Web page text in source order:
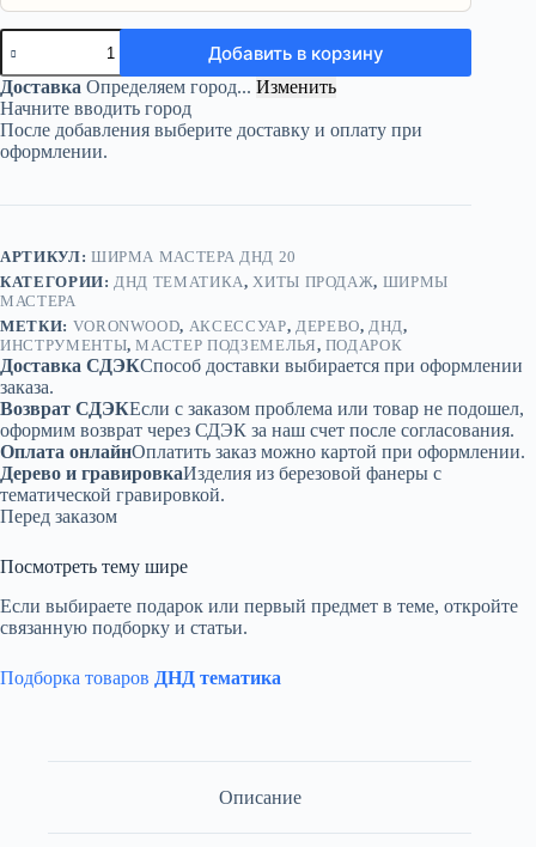
Количество
товара
Ширма
«Мастер
подземелья»
—
дерево
Добавить в корзину
Доставка Определяем город... Изменить
Начните вводить город
После добавления выберите доставку и оплату при
оформлении.
АРТИКУЛ: ШИРМА МАСТЕРА ДНД 20
КАТЕГОРИИ:ДНД ТЕМАТИКА,ХИТЫ ПРОДАЖ, ШИРМЫ
МАСТЕРА
МЕТКИ: VORONWOOD, АКСЕССУАР, ДЕРЕВО,ДНД,
ИНСТРУМЕНТЫ,МАСТЕР ПОДЗЕМЕЛЬЯ, ПОДАРОК
Доставка СДЭКСпособ доставки выбирается при оформлении
заказа.
Возврат СДЭКЕсли с заказом проблема или товар не подошел,
оформим возврат через СДЭК за наш счет после согласования.
Оплата онлайнОплатить заказ можно картой при оформлении.
Дерево и гравировкаИзделия из березовой фанеры с
тематической гравировкой.
Перед заказом
Посмотреть тему шире
Если выбираете подарок или первый предмет в теме, откройте
связанную подборку и статьи.
Подборка товаров ДНД тематика
Описание